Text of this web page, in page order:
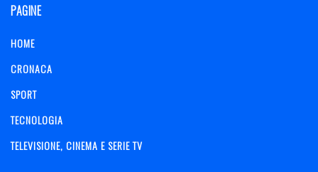
PAGINE
HOME
CRONACA
SPORT
TECNOLOGIA
TELEVISIONE, CINEMA E SERIE TV